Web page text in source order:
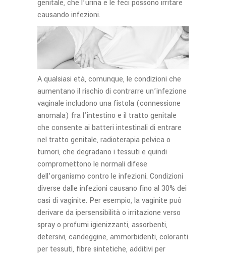
genitale, che l’urina e le feci possono irritare
causando infezioni.
A qualsiasi età, comunque, le condizioni che
aumentano il rischio di contrarre un’infezione
vaginale includono una fistola (connessione
anomala) fra l’intestino e il tratto genitale
che consente ai batteri intestinali di entrare
nel tratto genitale, radioterapia pelvica o
tumori, che degradano i tessuti e quindi
compromettono le normali difese
dell’organismo contro le infezioni. Condizioni
diverse dalle infezioni causano fino al 30% dei
casi di vaginite. Per esempio, la vaginite può
derivare da ipersensibilità o irritazione verso
spray o profumi igienizzanti, assorbenti,
detersivi, candeggine, ammorbidenti, coloranti
per tessuti, fibre sintetiche, additivi per